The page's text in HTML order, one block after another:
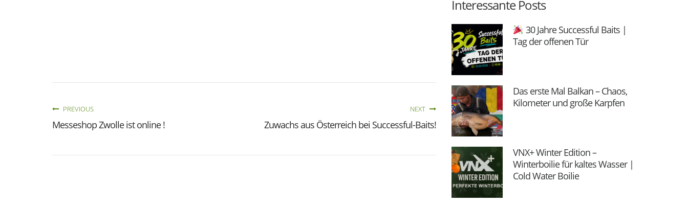
PREVIOUS
Messeshop Zwolle ist online !
NEXT
Zuwachs aus Österreich bei Successful-Baits!
Interessante Posts
30 Jahre Successful Baits |
Tag der offenen Tür
Das erste Mal Balkan – Chaos,
Kilometer und große Karpfen
VNX+ Winter Edition –
Winterboilie für kaltes Wasser |
Cold Water Boilie